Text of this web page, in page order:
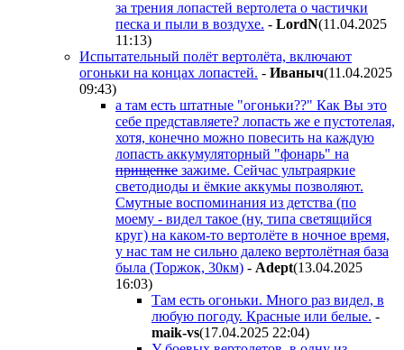
за трения лопастей вертолета о частички
песка и пыли в воздухе. - LordN(11.04.2025
11:13)
Испытательный полёт вертолёта, включают
огоньки на концах лопастей. - Ивaныч(11.04.2025
09:43)
а там есть штатные "огоньки??" Как Вы это
себе представляете? лопасть же е пустотелая,
хотя, конечно можно повесить на каждую
лопасть аккумуляторный "фонарь" на
прищепке зажиме. Сейчас ультраяркие
светодиоды и ёмкие аккумы позволяют.
Смутные воспоминания из детства (по
моему - видел такое (ну, типа светящийся
круг) на каком-то вертолёте в ночное время,
у нас там не сильно далеко вертолётная база
была (Торжок, 30км) - Adept(13.04.2025
16:03)
Там есть огоньки. Много раз видел, в
любую погоду. Красные или белые. -
maik-vs(17.04.2025 22:04)